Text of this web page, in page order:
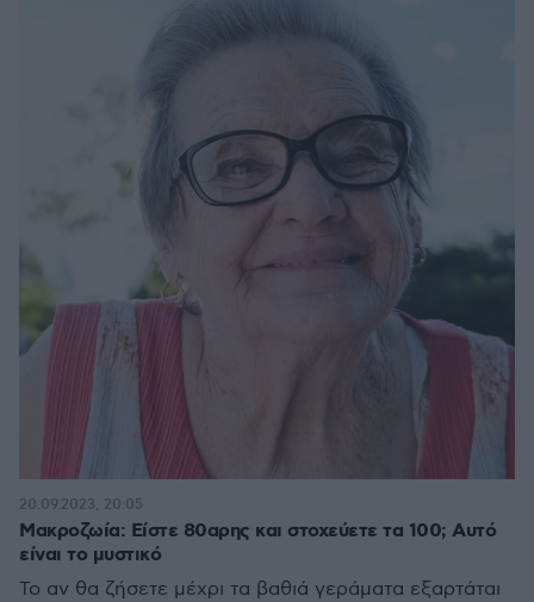
Μακροζωία: Είστε 80αρης και στοχεύετε τα 100; Αυτό
είναι το μυστικό
Το αν θα ζήσετε μέχρι τα βαθιά γεράματα εξαρτάται
20.09.2023, 20:05